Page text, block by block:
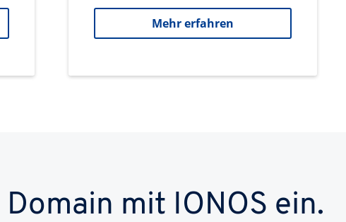
Mehr erfahren
mit IONOS ein.